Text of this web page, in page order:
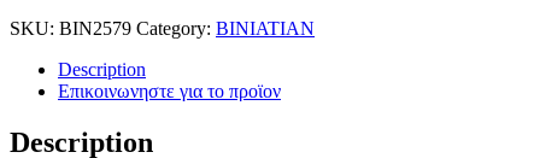
SKU: BIN2579 Category: BINIATIAN
Description
Επικοινωνηστε για το προϊoν
Description